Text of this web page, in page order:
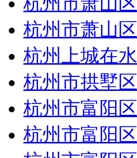
杭州市萧山
杭州上城在
杭州市拱墅
杭州市富阳
杭州市富阳